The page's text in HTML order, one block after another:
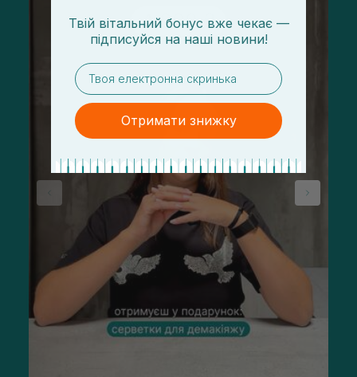
Твій вітальний бонус вже чекає —
підписуйся на наші новини!
email
Отримати знижку